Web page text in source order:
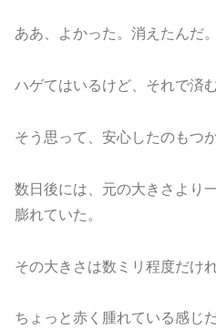
ああ、よかった。消えたんだ
ハゲてはいるけど、それで済
そう思って、安心したのもつか
数日後には、元の大きさより
膨れていた。
その大きさは数ミリ程度だけれ
ちょっと赤く腫れている感じだ